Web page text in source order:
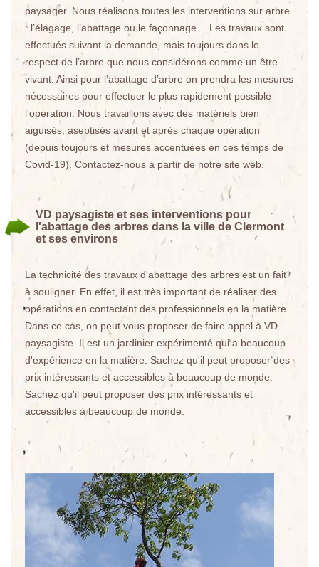
paysager. Nous réalisons toutes les interventions sur arbre
: l’élagage, l’abattage ou le façonnage… Les travaux sont
effectués suivant la demande, mais toujours dans le
respect de l’arbre que nous considérons comme un être
vivant. Ainsi pour l’abattage d’arbre on prendra les mesures
nécessaires pour effectuer le plus rapidement possible
l’opération. Nous travaillons avec des matériels bien
aiguisés, aseptisés avant et après chaque opération
(depuis toujours et mesures accentuées en ces temps de
Covid-19). Contactez-nous à partir de notre site web.
VD paysagiste et ses interventions pour
l'abattage des arbres dans la ville de Clermont
et ses environs
La technicité des travaux d'abattage des arbres est un fait
à souligner. En effet, il est très important de réaliser des
opérations en contactant des professionnels en la matière.
Dans ce cas, on peut vous proposer de faire appel à VD
paysagiste. Il est un jardinier expérimenté qui a beaucoup
d'expérience en la matière. Sachez qu'il peut proposer des
prix intéressants et accessibles à beaucoup de monde.
Sachez qu'il peut proposer des prix intéressants et
accessibles à beaucoup de monde.